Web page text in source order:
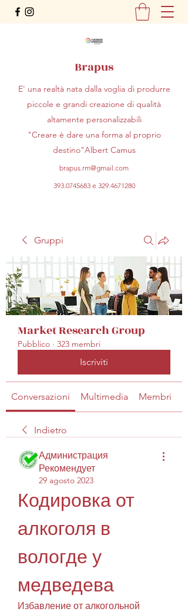
Brapus
E' una realtà nata dalla voglia di produrre
piccole e grandi creazione di qualità
altamente personalizzabili
"Creare è dare una forma al proprio
destino"Albert Camus
brapus.rm@gmail.com
393.0745683e 329.4671280
Gruppi
Market Research Group
Pubblico · 323 membri
Iscriviti
Conversazioni Multimedia Membri
Indietro
Администрация
Рекомендует
29 agosto 2023
Кодировка от
алкоголя в
вологде у
медведева
Избавление от алкогольной